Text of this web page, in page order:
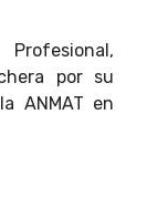
por su
ANMAT en